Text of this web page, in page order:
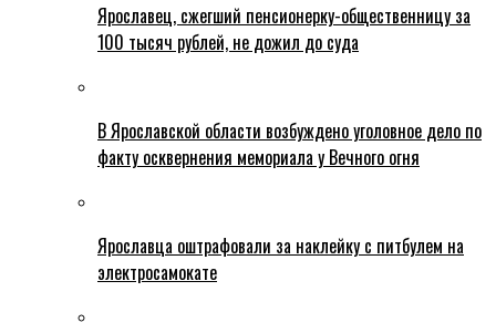
Ярославец, сжегший пенсионерку-общественницу за
100 тысяч рублей, не дожил до суда
В Ярославской области возбуждено уголовное дело по
факту осквернения мемориала у Вечного огня
Ярославца оштрафовали за наклейку с питбулем на
электросамокате